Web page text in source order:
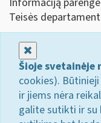
Teisės
Šioje svetainėje
cookies).
ir jiems nėra
galite sutikti ir su